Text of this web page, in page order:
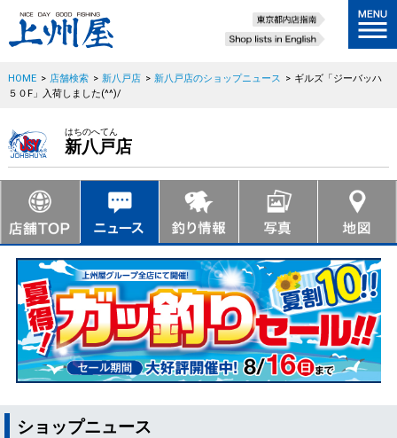
HOME > 店舗検索 > 新八戸店 > 新八戸店のショップニュース > ギルズ「ジーバッハ
５０F」入荷しました(^^)/
はちのへてん
新八戸店
ショップニュース